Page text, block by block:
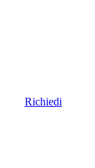
Richiedi